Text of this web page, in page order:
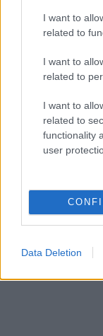
I want to
related to
I want to
related to
I want to
related to
functionality
user
Data Deletion
#CRISI
#MERCATI